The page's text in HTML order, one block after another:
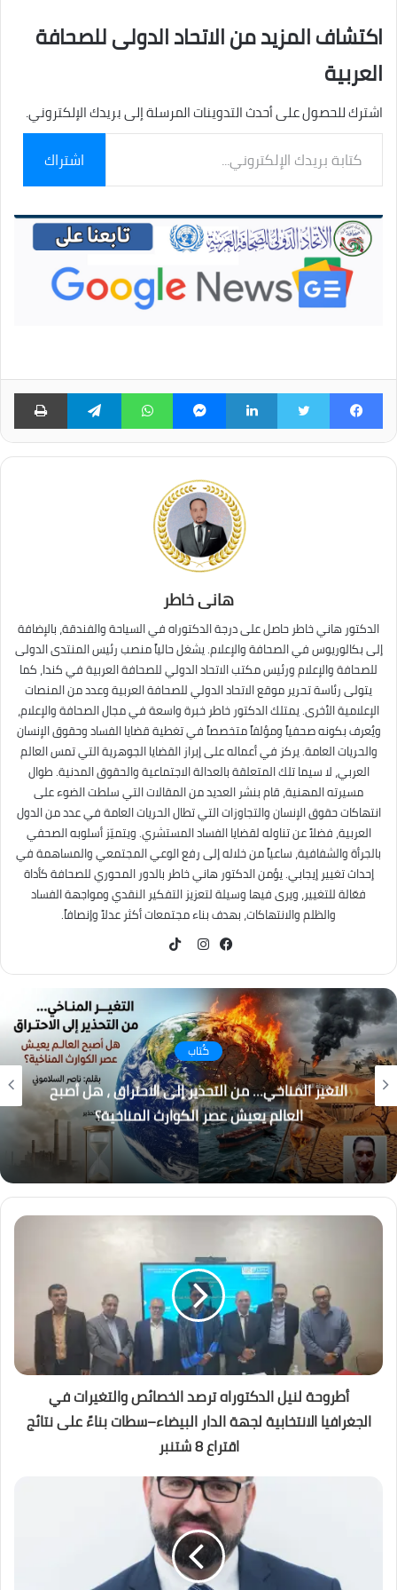
اكتشاف المزيد من الاتحاد الدولى للصحافة
العربية
اشترك للحصول على أحدث التدوينات المرسلة إلى بريدك الإلكتروني.
بريدك
الإلكتروني...
اشتراك
فيسبوك لينكدإن ماسنجر واتساب تيلقرام
هانى خاطر
الدكتور هاني خاطر حاصل على درجة الدكتوراه في السياحة والفندقة، بالإضافة
إلى بكالوريوس في الصحافة والإعلام. يشغل حالياً منصب رئيس المنتدى الدولى
للصحافة والإعلام ورئيس مكتب الاتحاد الدولي للصحافة العربية في كندا، كما
يتولى رئاسة تحرير موقع الاتحاد الدولي للصحافة العربية وعدد من المنصات
الإعلامية الأخرى. يمتلك الدكتور خاطر خبرة واسعة في مجال الصحافة والإعلام،
ويُعرف بكونه صحفياً ومؤلفاً متخصصاً في تغطية قضايا الفساد وحقوق الإنسان
والحريات العامة. يركز في أعماله على إبراز القضايا الجوهرية التي تمس العالم
العربي، لا سيما تلك المتعلقة بالعدالة الاجتماعية والحقوق المدنية. طوال
مسيرته المهنية، قام بنشر العديد من المقالات التي سلطت الضوء على
انتهاكات حقوق الإنسان والتجاوزات التي تطال الحريات العامة في عدد من الدول
العربية، فضلاً عن تناوله لقضايا الفساد المستشري. ويتميّز أسلوبه الصحفي
بالجرأة والشفافية، ساعياً من خلاله إلى رفع الوعي المجتمعي والمساهمة في
إحداث تغيير إيجابي. يؤمن الدكتور هاني خاطر بالدور المحوري للصحافة كأداة
فعّالة للتغيير، ويرى فيها وسيلة لتعزيز التفكير النقدي ومواجهة الفساد
والظلم والانتهاكات، بهدف بناء مجتمعات أكثر عدلاً وإنصافاً.
كُتاب
التغير المناخي… من التحذير إلى الاحتراق ، هل أصبح
العالم يعيش عصر الكوارث المناخية؟
أطروحة لنيل الدكتوراه ترصد الخصائص والتغيرات في
الجغرافيا الانتخابية لجهة الدار البيضاء–سطات بناءً على نتائج
اقتراع 8 شتنبر